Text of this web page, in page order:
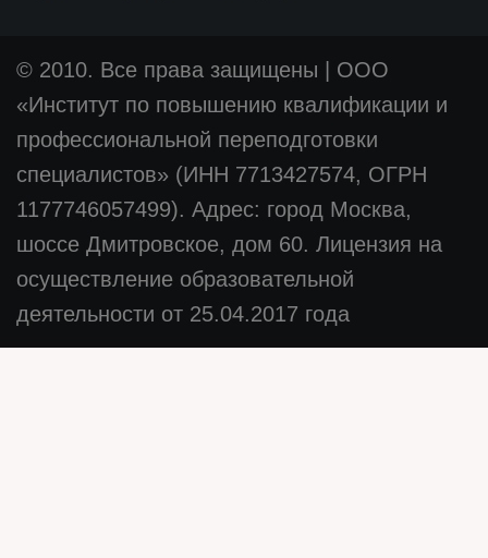
© 2010. Все права защищены
ООО
«Институт по повышению квалификации и
профессиональной переподготовки
специалистов» (ИНН 7713427574, ОГРН
1177746057499). Адрес: город Москва,
шоссе Дмитровское, дом 60. Лицензия на
осуществление образовательной
деятельности от 25.04.2017 года